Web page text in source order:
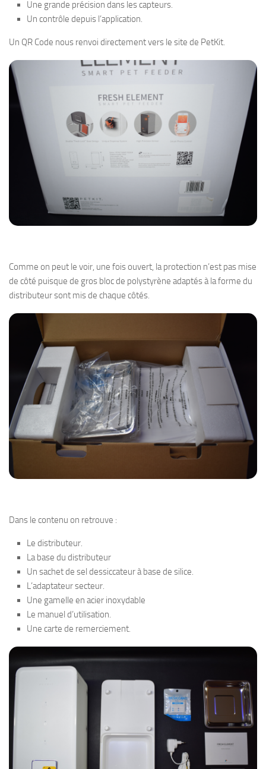
Une grande précision dans les capteurs.
Un contrôle depuis l’application.
Un QR Code nous renvoi directement vers le site de PetKit.
Comme on peut le voir, une fois ouvert, la protection n’est pas mise
de côté puisque de gros bloc de polystyrène adaptés à la forme du
distributeur sont mis de chaque côtés.
Dans le contenu on retrouve :
Le distributeur.
La base du distributeur
Un sachet de sel dessiccateur à base de silice.
L’adaptateur secteur.
Une gamelle en acier inoxydable
Le manuel d’utilisation.
Une carte de remerciement.